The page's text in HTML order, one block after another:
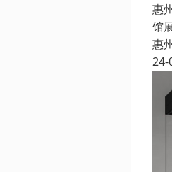
惠
馆
惠
24-